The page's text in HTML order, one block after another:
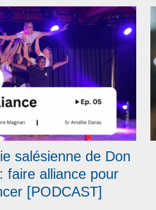
salésienne de Don
faire alliance pour
[PODCAST]